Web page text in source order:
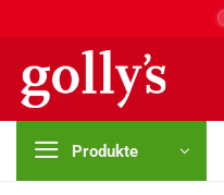
springen
Produkte